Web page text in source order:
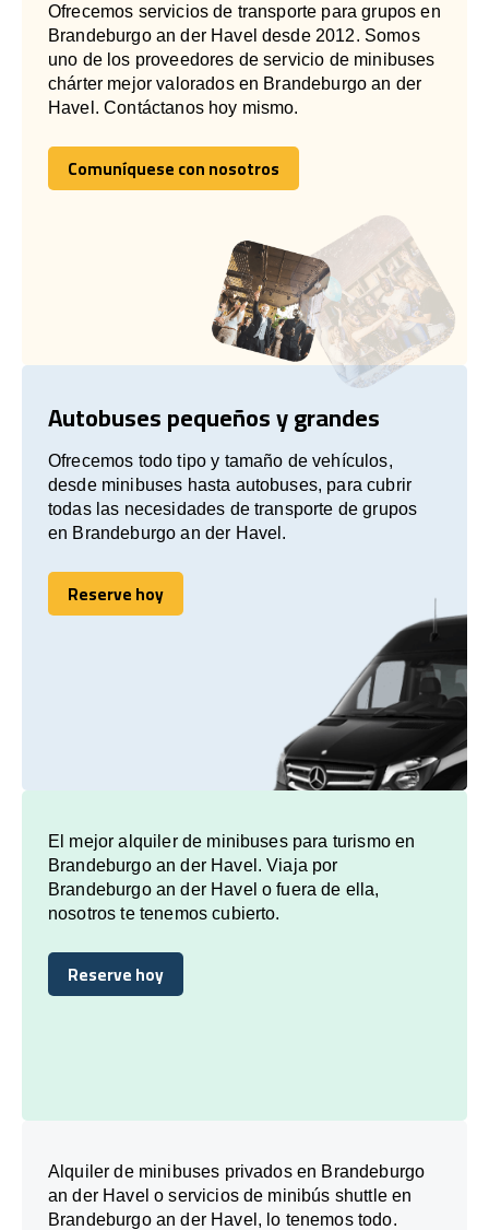
Ofrecemos servicios de transporte para grupos en
Brandeburgo an der Havel desde 2012. Somos
uno de los proveedores de servicio de minibuses
chárter mejor valorados en Brandeburgo an der
Havel. Contáctanos hoy mismo.
Comuníquese con nosotros
Comuníquese con nosotros
Autobuses pequeños y grandes
Ofrecemos todo tipo y tamaño de vehículos,
desde minibuses hasta autobuses, para cubrir
todas las necesidades de transporte de grupos
en Brandeburgo an der Havel.
Reserve hoy
Reserve hoy
El mejor alquiler de minibuses para turismo en
Brandeburgo an der Havel. Viaja por
Brandeburgo an der Havel o fuera de ella,
nosotros te tenemos cubierto.
Reserve hoy
Reserve hoy
Alquiler de minibuses privados en Brandeburgo
an der Havel o servicios de minibús shuttle en
Brandeburgo an der Havel, lo tenemos todo.